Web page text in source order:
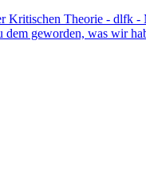
Kritischen Theorie - dlfk
dem geworden, was wir